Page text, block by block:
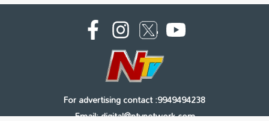
For advertising contact :9949494238
Email: digital@ntvnetwork.com